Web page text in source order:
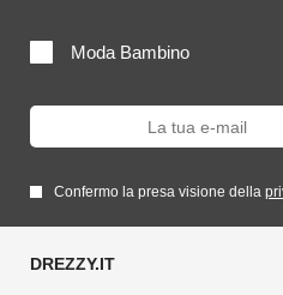
Moda Bambino
Confermo la presa visione della